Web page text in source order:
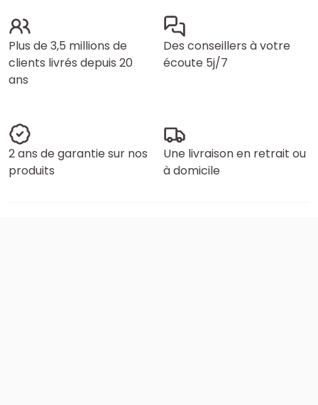
Plus de 3,5 millions de
clients livrés depuis 20
ans
Des conseillers à votre
écoute 5j/7
2 ans de garantie sur nos
produits
Une livraison en retrait ou
à domicile